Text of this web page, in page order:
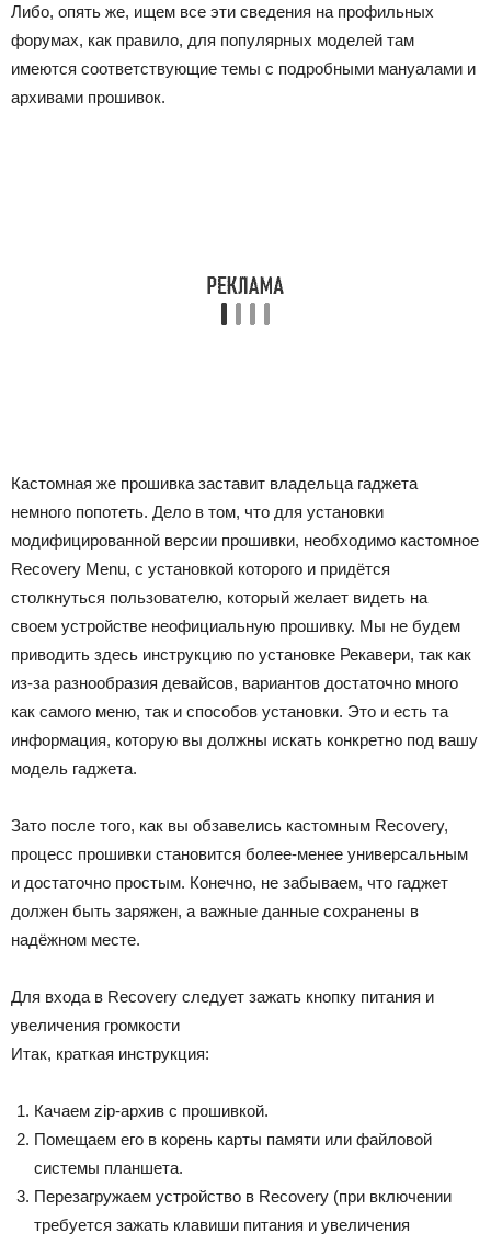
Либо, опять же, ищем все эти сведения на профильных
форумах, как правило, для популярных моделей там
имеются соответствующие темы с подробными мануалами и
архивами прошивок.
Кастомная же прошивка заставит владельца гаджета
немного попотеть. Дело в том, что для установки
модифицированной версии прошивки, необходимо кастомное
Recovery Menu, с установкой которого и придётся
столкнуться пользователю, который желает видеть на
своем устройстве неофициальную прошивку. Мы не будем
приводить здесь инструкцию по установке Рекавери, так как
из-за разнообразия девайсов, вариантов достаточно много
как самого меню, так и способов установки. Это и есть та
информация, которую вы должны искать конкретно под вашу
модель гаджета.
Зато после того, как вы обзавелись кастомным Recovery,
процесс прошивки становится более-менее универсальным
и достаточно простым. Конечно, не забываем, что гаджет
должен быть заряжен, а важные данные сохранены в
надёжном месте.
Для входа в Recovery следует зажать кнопку питания и
увеличения громкости
Итак, краткая инструкция:
Качаем zip-архив с прошивкой.
Помещаем его в корень карты памяти или файловой
системы планшета.
Перезагружаем устройство в Recovery (при включении
требуется зажать клавиши питания и увеличения